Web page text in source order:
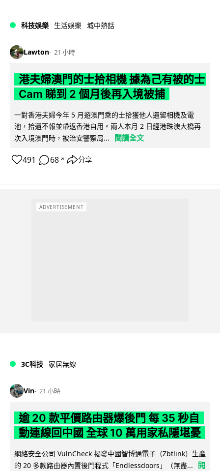
科技娛樂 生活娛樂 城中熱話
Lawton 21 小時
港夫婦澳門的士拾相機 據為己有被的士
Cam 睇到 2 個月後再入境被捕
一對香港夫婦今年 5 月遊澳門乘的士拾獲他人遺留相機及電
池，拾遺不報並帶返香港自用。兩人本月 2 日經港珠澳大橋再
次入境澳門時，被治安警察局...
閱讀全文
491 68 ↗ 分享
ADVERTISEMENT
3C科技 家居無線
Vin 21 小時
逾 20 款平價路由器爆後門 每 35 秒自
動連線回中國 全球 10 萬用家私隱堪憂
網絡安全公司 VulnCheck 揭發中國智博通電子（Zbtlink）生產
的 20 多款路由器內置後門程式「Endlessdoors」（無盡...
閱